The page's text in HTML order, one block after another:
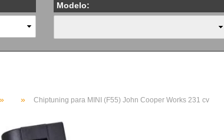
Modelo:
» » Chiptuning para MINI (F55) John Cooper Works 231 cv